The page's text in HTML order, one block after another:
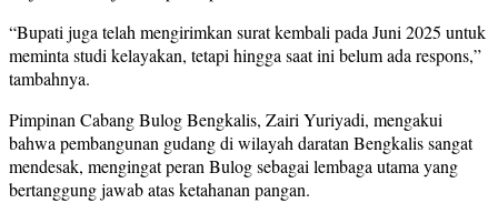
“Bupati juga telah mengirimkan surat kembali pada Juni 2025 untuk
meminta studi kelayakan, tetapi hingga saat ini belum ada respons,”
tambahnya.
Pimpinan Cabang Bulog Bengkalis, Zairi Yuriyadi, mengakui
bahwa pembangunan gudang di wilayah daratan Bengkalis sangat
mendesak, mengingat peran Bulog sebagai lembaga utama yang
bertanggung jawab atas ketahanan pangan.